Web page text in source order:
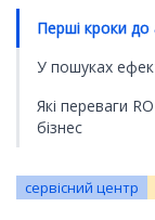
Перші кроки до
У пошуках
Які переваги
бізнес
сервісний центр